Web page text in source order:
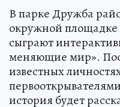
В парке Дружба
окружной
сыграют
меняющие мир».
известных
история будет